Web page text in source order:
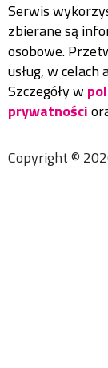
Serwis
zbierane są
osobowe.
usług, w
Szczegóły w
prywatności
Copyright ©